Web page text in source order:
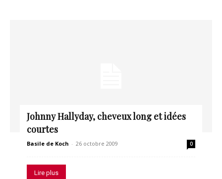
Johnny Hallyday, cheveux long et idées
courtes
Basile de Koch - 26 octobre 2009 0
Lire plus